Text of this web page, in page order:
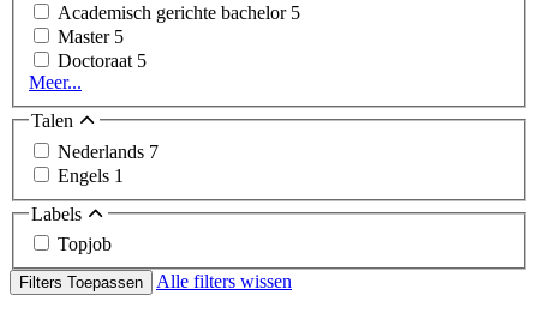
Academisch gerichte bachelor 5
Master 5
Doctoraat 5
Meer...
Talen
Nederlands 7
Engels 1
Labels
Topjob
Filters Toepassen Alle filters wissen